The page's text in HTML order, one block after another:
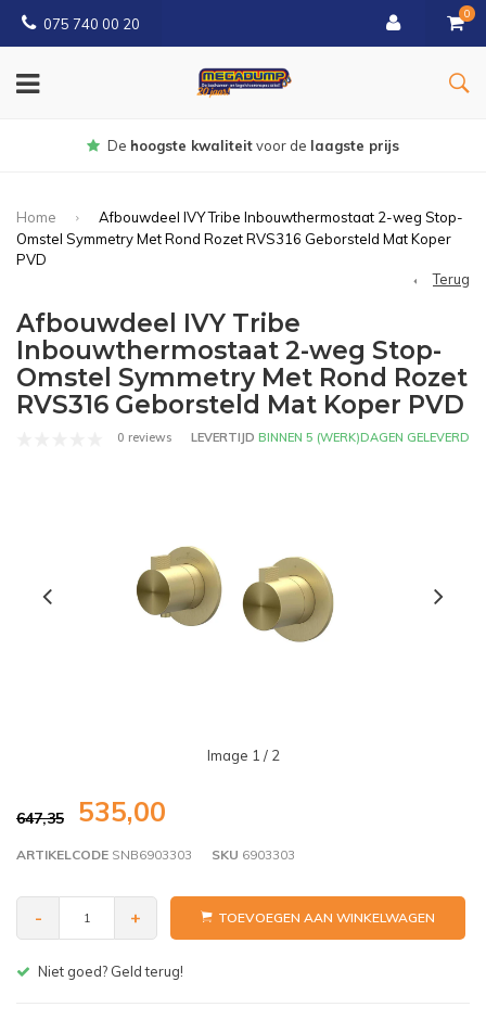
075 740 00 20
0
Gratisbezorgd vanaf € 150
Home
Afbouwdeel IVY Tribe Inbouwthermostaat 2-weg Stop-
Omstel Symmetry Met Rond Rozet RVS316 Geborsteld Mat Koper
PVD
Terug
Afbouwdeel IVY Tribe
Inbouwthermostaat 2-weg Stop-
Omstel Symmetry Met Rond Rozet
RVS316 Geborsteld Mat Koper PVD
0 reviews LEVERTIJD BINNEN 5 (WERK)DAGEN GELEVERD
Image 1 / 2
647,35 535,00
ARTIKELCODE SNB6903303 SKU 6903303
- + TOEVOEGEN AAN WINKELWAGEN
Gratis bezorgen v.a. € 150,- (NL)